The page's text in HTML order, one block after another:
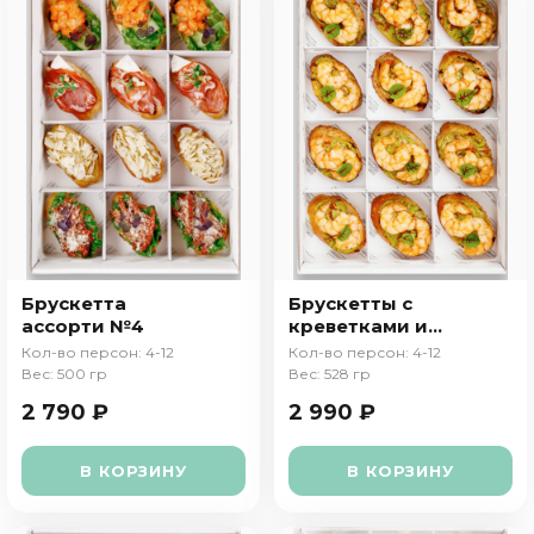
Брускетта
ассорти №4
Кол-во персон: 4-12
Вес: 500 гр
2 790 ₽
В КОРЗИНУ
Брускетты с
креветками и
гуакамоле
Кол-во персон: 4-12
Вес: 528 гр
2 990 ₽
В КОРЗИНУ